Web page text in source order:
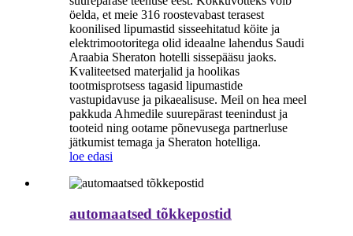
öelda, et meie 316 roostevabast terasest
koonilised lipumastid sisseehitatud köite ja
elektrimootoritega olid ideaalne lahendus Saudi
Araabia Sheraton hotelli sissepääsu jaoks.
Kvaliteetsed materjalid ja hoolikas
tootmisprotsess tagasid lipumastide
vastupidavuse ja pikaealisuse. Meil on hea meel
pakkuda Ahmedile suurepärast teenindust ja
tooteid ning ootame põnevusega partnerluse
jätkumist temaga ja Sheraton hotelliga.
loe edasi
automaatsed tõkkepostid